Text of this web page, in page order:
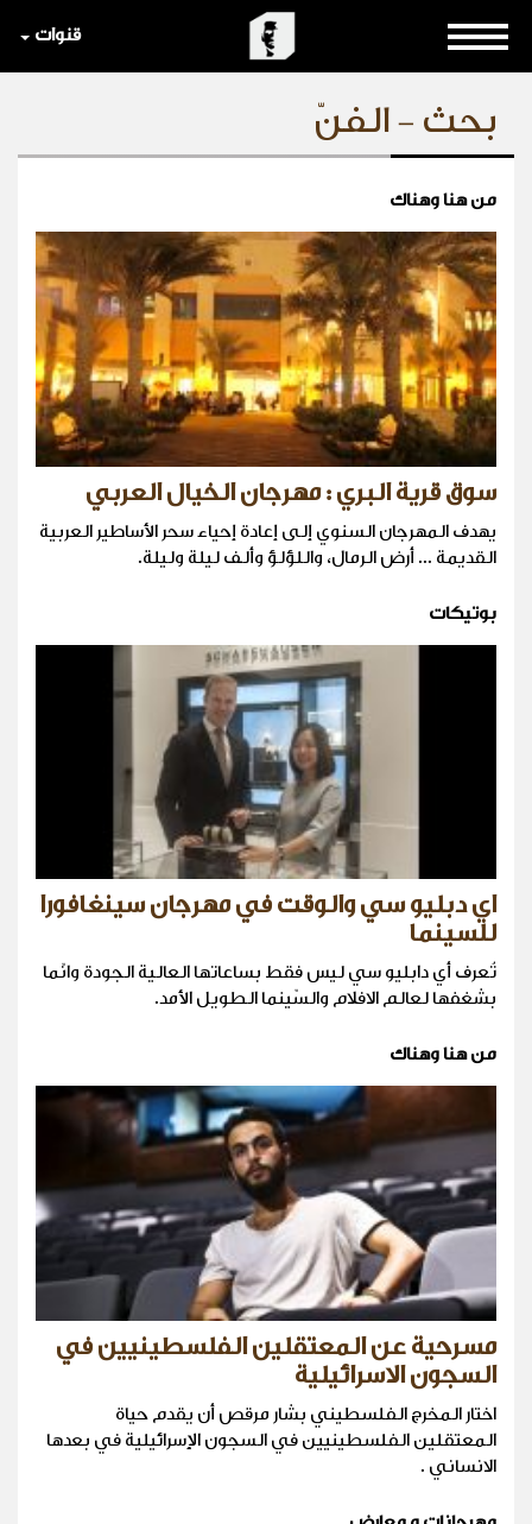
قنوات
بحث - الفنّ
من هنا وهناك
سوق قرية البري : مهرجان الخيال العربي
يهدف المهرجان السنوي إلى إعادة إحياء سحر الأساطير العربية
القديمة ... أرض الرمال، واللؤلؤ وألف ليلة وليلة.
بوتيكات
اي دبليو سي والوقت في مهرجان سينغافورا
للسينما
تُعرف أي دابليو سي ليس فقط بساعاتها العالية الجودة وانّما
بشغفها لعالم الافلام والسّينما الطويل الأمد.
من هنا وهناك
مسرحية عن المعتقلين الفلسطينيين في
السجون الاسرائيلية
اختار المخرج الفلسطيني بشار مرقص أن يقدم حياة
المعتقلين الفلسطينيين في السجون الإسرائيلية في بعدها
الانساني .